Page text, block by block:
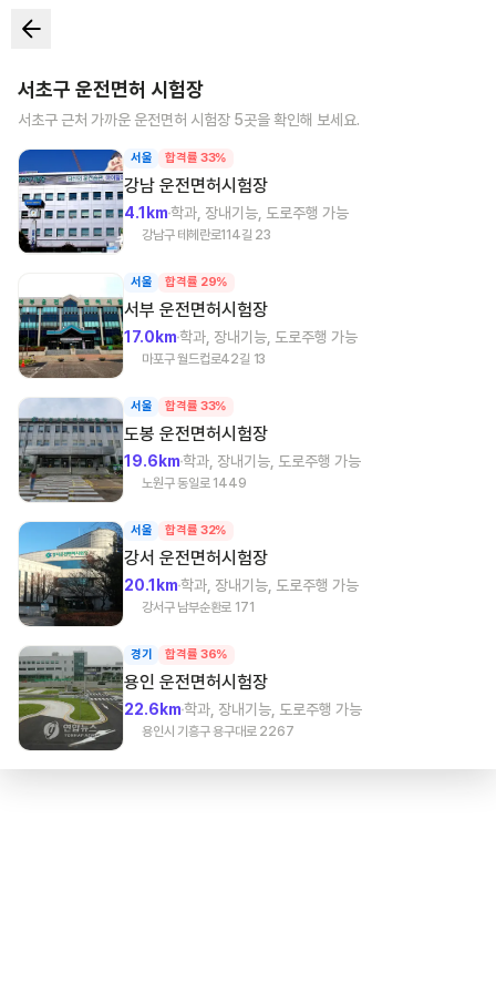
서초구 운전면허 시험장
서초구 근처 가까운 운전면허 시험장 5곳을 확인해 보세요.
서울 합격률 33%
강남 운전면허시험장
4.1km학과, 장내기능, 도로주행 가능
강남구 테헤란로114길 23
서울 합격률 29%
서부 운전면허시험장
17.0km학과, 장내기능, 도로주행 가능
마포구 월드컵로42길 13
서울 합격률 33%
도봉 운전면허시험장
19.6km학과, 장내기능, 도로주행 가능
노원구 동일로 1449
서울 합격률 32%
강서 운전면허시험장
20.1km학과, 장내기능, 도로주행 가능
강서구 남부순환로 171
경기 합격률 36%
용인 운전면허시험장
22.6km학과, 장내기능, 도로주행 가능
용인시 기흥구 용구대로 2267